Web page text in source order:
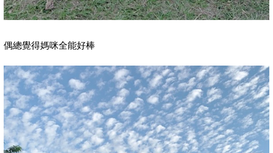
偶總覺得媽咪全能好棒